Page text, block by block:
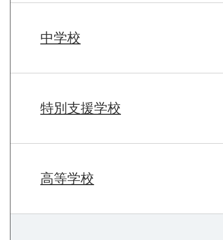
中学校
特別支援学校
高等学校